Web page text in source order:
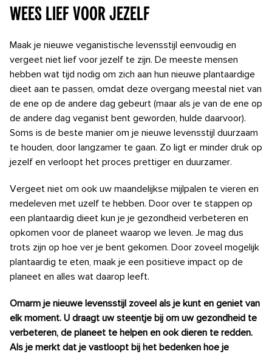
Wees lief voor jezelf
Maak je nieuwe veganistische levensstijl eenvoudig en
vergeet niet lief voor jezelf te zijn. De meeste mensen
hebben wat tijd nodig om zich aan hun nieuwe plantaardige
dieet aan te passen, omdat deze overgang meestal niet van
de ene op de andere dag gebeurt (maar als je van de ene op
de andere dag veganist bent geworden, hulde daarvoor).
Soms is de beste manier om je nieuwe levensstijl duurzaam
te houden, door langzamer te gaan. Zo ligt er minder druk op
jezelf en verloopt het proces prettiger en duurzamer.
Vergeet niet om ook uw maandelijkse mijlpalen te vieren en
medeleven met uzelf te hebben. Door over te stappen op
een plantaardig dieet kun je je gezondheid verbeteren en
opkomen voor de planeet waarop we leven. Je mag dus
trots zijn op hoe ver je bent gekomen. Door zoveel mogelijk
plantaardig te eten, maak je een positieve impact op de
planeet en alles wat daarop leeft.
Omarm je nieuwe levensstijl zoveel als je kunt en geniet van
elk moment. U draagt ​​uw steentje bij om uw gezondheid te
verbeteren, de planeet te helpen en ook dieren te redden.
Als je merkt dat je vastloopt bij het bedenken hoe je